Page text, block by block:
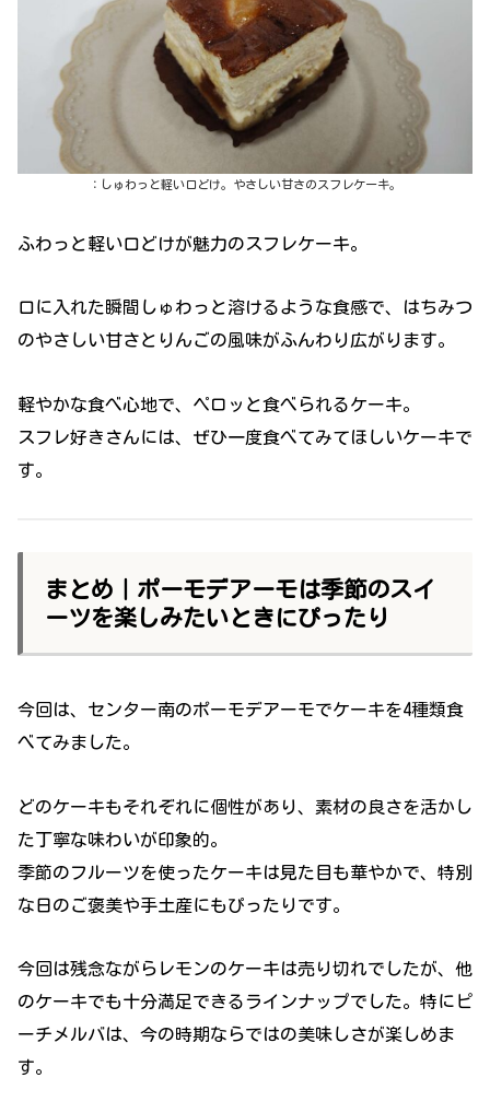
：しゅわっと軽い口どけ。やさしい甘さのスフレケーキ。
ふわっと軽い口どけが魅力のスフレケーキ。
口に入れた瞬間しゅわっと溶けるような食感で、はちみつ
のやさしい甘さとりんごの風味がふんわり広がります。
軽やかな食べ心地で、ペロッと食べられるケーキ。
スフレ好きさんには、ぜひ一度食べてみてほしいケーキで
す。
まとめ｜ポーモデアーモは季節のスイ
ーツを楽しみたいときにぴったり
今回は、センター南のポーモデアーモでケーキを4種類食
べてみました。
どのケーキもそれぞれに個性があり、素材の良さを活かし
た丁寧な味わいが印象的。
季節のフルーツを使ったケーキは見た目も華やかで、特別
な日のご褒美や手土産にもぴったりです。
今回は残念ながらレモンのケーキは売り切れでしたが、他
のケーキでも十分満足できるラインナップでした。特にピ
ーチメルバは、今の時期ならではの美味しさが楽しめま
す。